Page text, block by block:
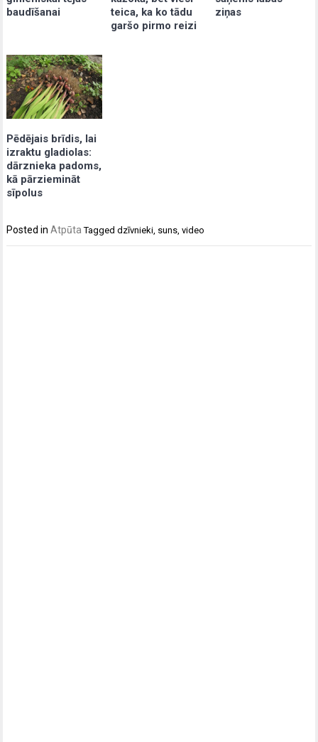
baudīšanai
teica, ka ko tādu
garšo pirmo reizi
ziņas
Pēdējais brīdis, lai
izraktu gladiolas:
dārznieka padoms,
kā pārziemināt
sīpolus
Posted inAtpūta Taggeddzīvnieki suns ,video